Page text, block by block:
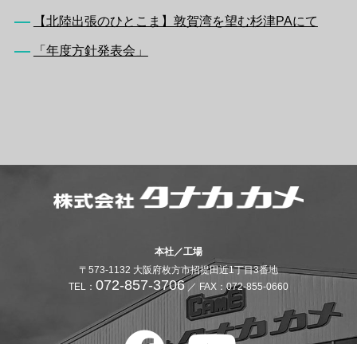
【北陸出張のひとこま】敦賀湾を望む杉津PAにて
「年度方針発表会」
本社／工場
〒573-1132 大阪府枚方市招提田近1丁目3番地
TEL： 072-857-3706／ FAX：072-855-0660